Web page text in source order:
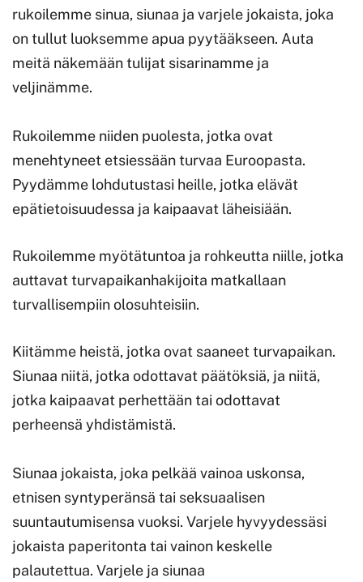
rukoilemme sinua, siunaa ja varjele jokaista, joka
on tullut luoksemme apua pyytääkseen. Auta
meitä näkemään tulijat sisarinamme ja
veljinämme.
Rukoilemme niiden puolesta, jotka ovat
menehtyneet etsiessään turvaa Euroopasta.
Pyydämme lohdutustasi heille, jotka elävät
epätietoisuudessa ja kaipaavat läheisiään.
Rukoilemme myötätuntoa ja rohkeutta niille, jotka
auttavat turvapaikanhakijoita matkallaan
turvallisempiin olosuhteisiin.
Kiitämme heistä, jotka ovat saaneet turvapaikan.
Siunaa niitä, jotka odottavat päätöksiä, ja niitä,
jotka kaipaavat perhettään tai odottavat
perheensä yhdistämistä.
Siunaa jokaista, joka pelkää vainoa uskonsa,
etnisen syntyperänsä tai seksuaalisen
suuntautumisensa vuoksi. Varjele hyvyydessäsi
jokaista paperitonta tai vainon keskelle
palautettua. Varjele ja siunaa